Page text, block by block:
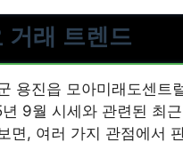
거래 트렌드
용진읍 모아미래도센트
9월 시세와 관련된 최
면, 여러 가지 관점에서